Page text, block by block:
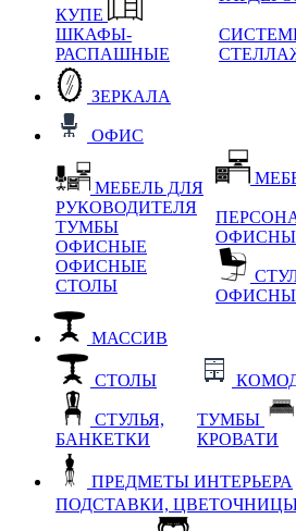
КУПЕ
ШКАФЫ-
РАСПАШНЫЕ
ЗЕРКАЛА
ОФИС
МЕБЕЛЬ ДЛЯ
РУКОВОДИТЕЛЯ
ТУМБЫ
ОФИСНЫЕ
ОФИСНЫЕ
СТОЛЫ
МАССИВ
СТОЛЫ
СТУЛЬЯ,
БАНКЕТКИ
ТУМБЫ
КРОВАТИ
ПРЕДМЕТЫ ИНТЕРЬЕРА
ПОДСТАВКИ,